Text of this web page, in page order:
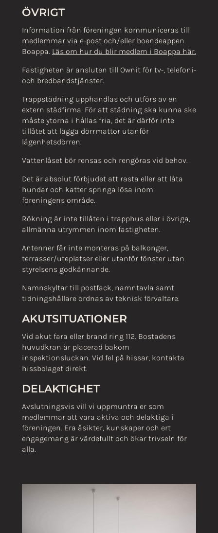
ÖVRIGT
Information från föreningen kommuniceras till
medlemmar via e-post och/eller boendeappen
Boappa. Läs om hur du blir medlem i Boappa här.
Fastigheten är ansluten till Ownit för tv-, telefoni-
och bredbandstjänster.
Trappstädning upphandlas och utförs av en
extern städfirma. För att städning ska kunna ske
måste ytorna i hållas fria, det är därför inte
tillåtet att lägga dörrmattor utanför
lägenhetsdörren.
Vattenlåset bör rensas och rengöras vid behov.
Det är absolut förbjudet att rasta eller att låta
hundar och katter springa lösa inom
föreningens område.
Rökning är inte tillåten i trapphus eller i övriga,
allmänna utrymmen inom fastigheten.
Antenner får inte monteras på balkonger,
terrasser/uteplatser eller utanför fönster utan
styrelsens godkännande.
Namnskyltar till postfack, namntavla samt
tidningshållare ordnas av teknisk förvaltare.
AKUTSITUATIONER
Vid akut fara eller brand ring 112. Bostadens
huvudkran är placerad bakom
inspektionsluckan. Vid fel på hissar, kontakta
hissbolaget direkt.
DELAKTIGHET
Avslutningsvis vill vi uppmuntra er som
medlemmar att vara aktiva och delaktiga i
föreningen. Era åsikter, kunskaper och ert
engagemang är värdefullt och ökar trivseln för
alla.